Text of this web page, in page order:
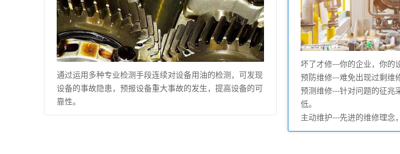
通过运用多种专业检测手段连续对设备用油的检测，可发现
设备的事故隐患，预报设备重大事故的发生，提高设备的可
靠性。
坏了才修---你的企业，你的
预防维修---难免出现过剩维
预测维修---针对问题的征兆
低。
主动维护---先进的维修理念